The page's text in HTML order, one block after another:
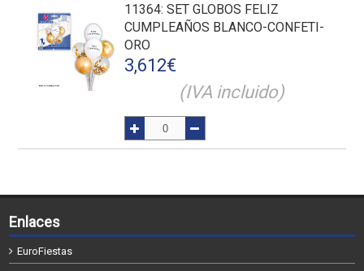
11364: SET GLOBOS FELIZ
CUMPLEAÑOS BLANCO-CONFETI-
ORO
3,612€
(IVA incluido)
Enlaces
EuroFiestas